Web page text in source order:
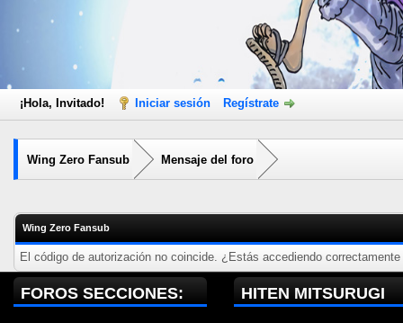
¡Hola, Invitado! Iniciar sesión Regístrate
Wing Zero Fansub Mensaje del foro
Wing Zero Fansub
El código de autorización no coincide. ¿Estás accediendo
FOROS SECCIONES: HITEN MITSURUGI